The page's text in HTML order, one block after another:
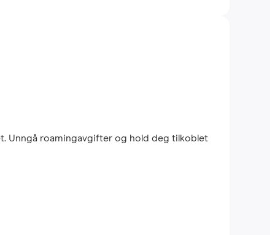
Unngå roamingavgifter og hold deg tilkoblet